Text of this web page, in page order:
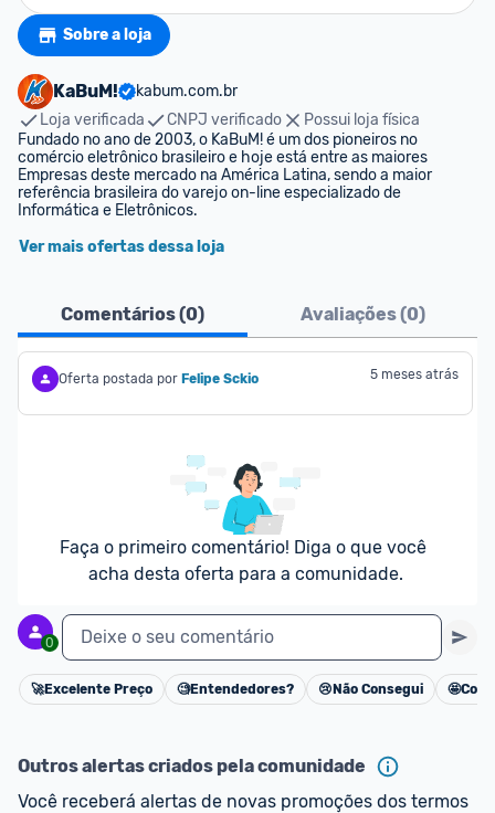
Sobre a loja
KaBuM!
kabum.com.br
Loja verificada
CNPJ verificado
Possui loja física
Fundado no ano de 2003, o KaBuM! é um dos pioneiros no
comércio eletrônico brasileiro e hoje está entre as maiores
Empresas deste mercado na América Latina, sendo a maior
referência brasileira do varejo on-line especializado de
Informática e Eletrônicos.
Ver mais ofertas dessa loja
Comentários (0) Avaliações (0)
Oferta postada por Felipe Sckio 5 meses atrás
Faça o primeiro comentário! Diga o que você
acha desta oferta para a comunidade.
0 Deixe o seu comentário
Cancelar
🚀Excelente Preço 🧐Entendedores? 😢 Não Consegui 🤩
Outros alertas criados pela comunidade
Você receberá alertas de novas promoções dos termos